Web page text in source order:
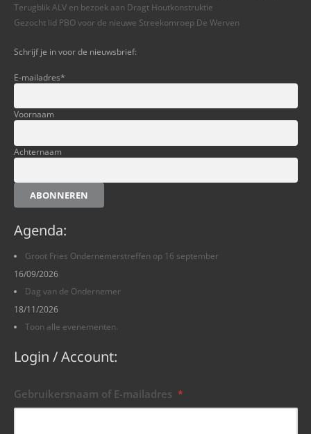
Terugblik ALV en bezoek aan Dragt Houtkonstruktie
Gezocht lid PBO voor de nieuwe Streekomroep De Werven
Schrijf je in voor de nieuwsbrief:
E-mailadres*
Voornaam
Achternaam
ABONNEREN
Agenda:
Groot Fries Ondernemerstreffen op 16 september
16/09/2026
Dag van de Ondernemer
18/11/2026
Toon alle evenementen.
Login / Account:
Gebruikersnaam of E-mailadres *